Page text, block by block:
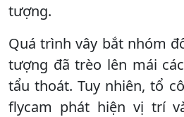
tượng.
Quá trình vây bắt nhóm
tượng đã trèo lên mái
tẩu thoát. Tuy nhiên, tổ
flycam phát hiện vị trí